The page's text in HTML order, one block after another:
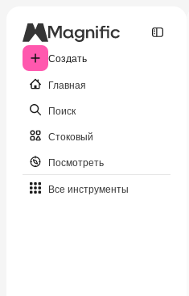
Создать
Главная
Поиск
Стоковый
Посмотреть
Все инструменты